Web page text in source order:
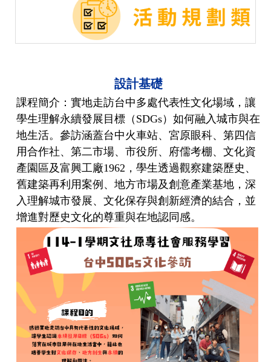
設計基礎
課程簡介：實地走訪台中多處代表性文化場域，讓
學生理解永續發展目標（SDGs）如何融入城市與在
地生活。參訪涵蓋台中火車站、宮原眼科、第四信
用合作社、第二市場、市役所、府儒考棚、文化資
產園區及富興工廠1962，學生透過觀察建築歷史、
舊建築再利用案例、地方市場及創意產業基地，深
入理解城市發展、文化保存與創新經濟的結合，並
增進對歷史文化的尊重與在地認同感。